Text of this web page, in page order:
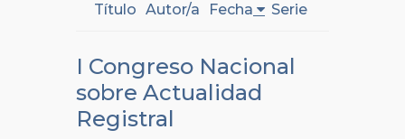
Título Autor/a Fecha Serie
I Congreso Nacional
sobre Actualidad
Registral